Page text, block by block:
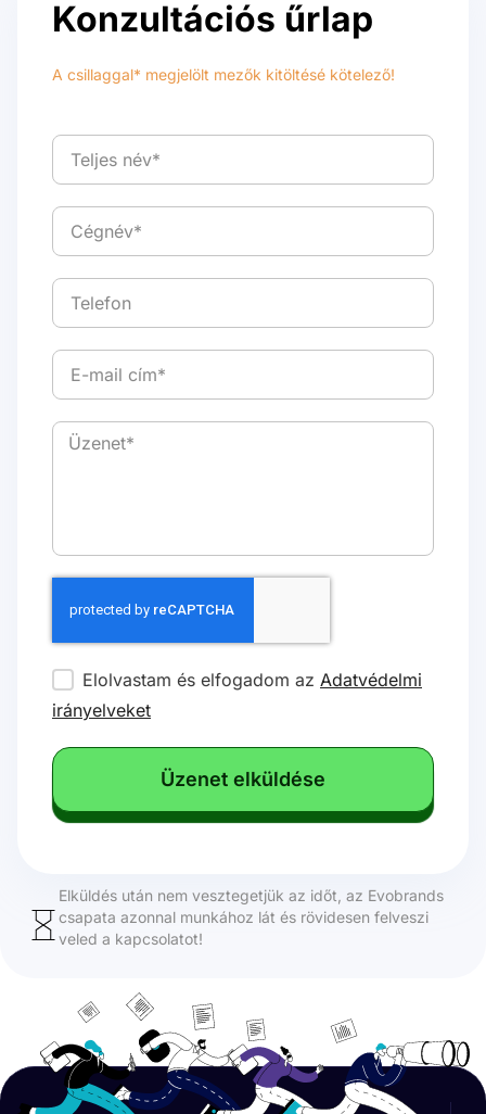
Konzultációs űrlap
A csillaggal* megjelölt mezők kitöltésé kötelező!
Elolvastam és elfogadom az Adatvédelmi
irányelveket
Üzenet elküldése
Elküldés után nem vesztegetjük az időt, az Evobrands
csapata azonnal munkához lát és rövidesen felveszi
veled a kapcsolatot!